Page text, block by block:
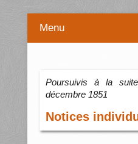
Menu
Poursuivis à la
décembre 1851
Notices